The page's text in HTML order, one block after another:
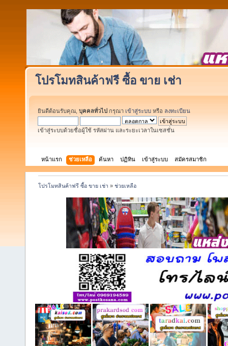
โปรโมทสินค้าฟรี ซื้อ ขาย เช่า
ยินดีต้อนรับคุณ, บุคคลทั่วไป กรุณา เข้าสู่ระบบ หรือ ลงทะเบียน
เข้าสู่ระบบด้วยชื่อผู้ใช้ รหัสผ่าน และระยะเวลาในเซสชั่น
หน้าแรก ช่วยเหลือ ค้นหา ปฏิทิน เข้าสู่ระบบ สมัครสมาชิก
โปรโมทสินค้าฟรี ซื้อ ขาย เช่า »ช่วยเหลือ